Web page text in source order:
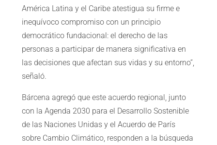
América Latina y el Caribe atestigua su firme e
inequívoco compromiso con un principio
democrático fundacional: el derecho de las
personas a participar de manera significativa en
las decisiones que afectan sus vidas y su entorno”,
señaló.
Bárcena agregó que este acuerdo regional, junto
con la Agenda 2030 para el Desarrollo Sostenible
de las Naciones Unidas y el Acuerdo de París
sobre Cambio Climático, responden a la búsqueda